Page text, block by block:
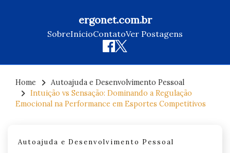
ergonet.com.br
SobreInícioContatoVer Postagens
content
Home
Autoajuda e Desenvolvimento Pessoal
Intuição vs Sensação: Dominando a Regulação
Emocional na Performance em Esportes Competitivos
Autoajuda e Desenvolvimento Pessoal